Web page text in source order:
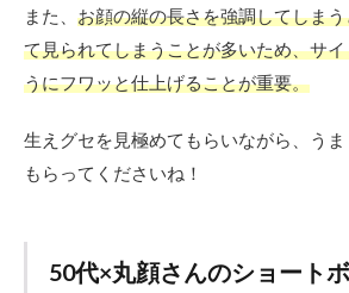
また、 お顔の縦の長さを強調してしま
て見られてしまうことが多いため、サ
うにフワッと仕上げることが重要。
生えグセを見極めてもらいながら、う
もらってくださいね！
50代×丸顔さんのショート